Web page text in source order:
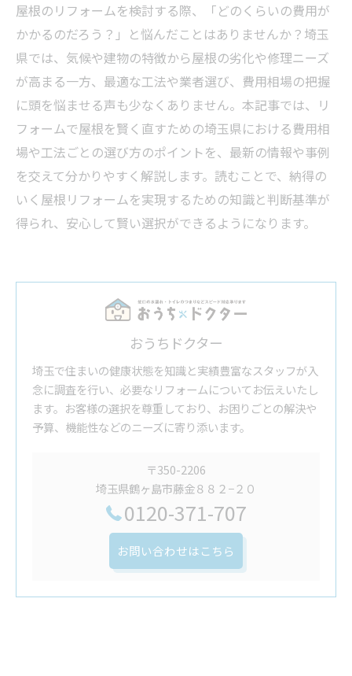
屋根のリフォームを検討する際、「どのくらいの費用が
かかるのだろう？」と悩んだことはありませんか？埼玉
県では、気候や建物の特徴から屋根の劣化や修理ニーズ
が高まる一方、最適な工法や業者選び、費用相場の把握
に頭を悩ませる声も少なくありません。本記事では、リ
フォームで屋根を賢く直すための埼玉県における費用相
場や工法ごとの選び方のポイントを、最新の情報や事例
を交えて分かりやすく解説します。読むことで、納得の
いく屋根リフォームを実現するための知識と判断基準が
得られ、安心して賢い選択ができるようになります。
おうちドクター
埼玉で住まいの健康状態を知識と実績豊富なスタッフが入
念に調査を行い、必要なリフォームについてお伝えいたし
ます。お客様の選択を尊重しており、お困りごとの解決や
予算、機能性などのニーズに寄り添います。
〒350-2206
埼玉県鶴ヶ島市藤金８８２−２０
0120-371-707
お問い合わせはこちら